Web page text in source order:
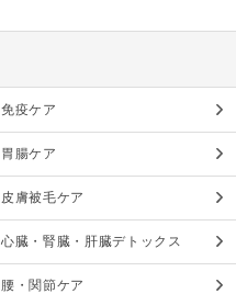
免疫ケア
胃腸ケア
皮膚被毛ケア
心臓・腎臓・肝臓デトックス
腰・関節ケア